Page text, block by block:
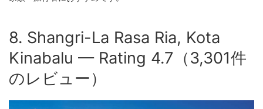
8. Shangri-La Rasa Ria, Kota
Kinabalu — Rating 4.7（3,301件
のレビュー）